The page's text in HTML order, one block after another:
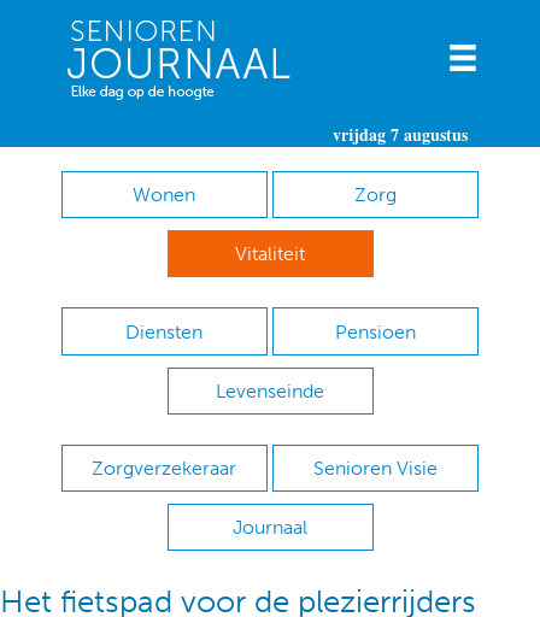
vrijdag 7 augustus
Wonen Zorg
Vitaliteit
Diensten Pensioen
Levenseinde
Zorgverzekeraar Senioren Visie
Journaal
Het fietspad voor de plezierrijders